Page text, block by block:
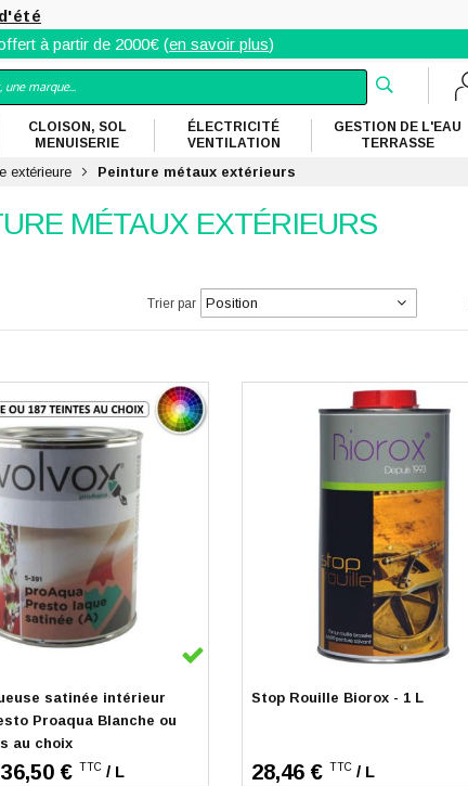
à partir de 2000€ (en savoir plus)
CLOISON, SOL
MENUISERIE
ÉLECTRICITÉ
VENTILATION
GESTION DE L'EAU
TERRASSE
extérieure Peinture métaux extérieurs
MÉTAUX EXTÉRIEURS
Trier par
satinée intérieur
Proaqua Blanche ou
au choix
36,50 € TTC / L
Indisponible
Stop Rouille Biorox - 1 L
28,46 € TTC / L